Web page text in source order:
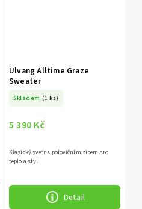
Ulvang Alltime Graze
Sweater
Skladem (1 ks)
5 390 Kč
Detail
Klasický svetr s polovičním zipem pro
teplo a styl